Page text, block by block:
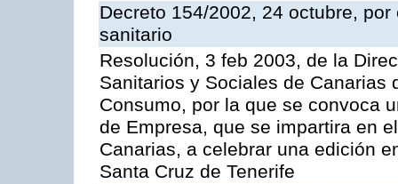
Decreto 154/2002, 24 octubre,
sanitario
Resolución, 3 feb 2003, de la
Sanitarios y Sociales de Canarias
Consumo, por la que se convoca
de Empresa, que se impartira en
Canarias, a celebrar una edición
Santa Cruz de Tenerife